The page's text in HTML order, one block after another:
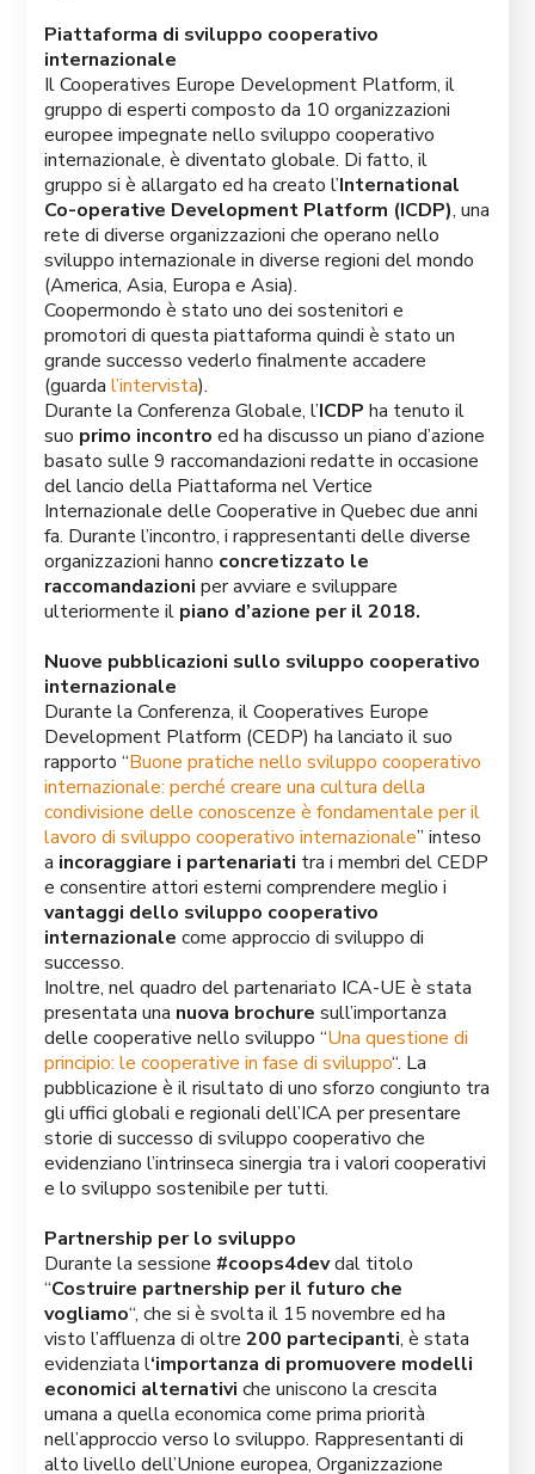
Piattaforma di sviluppo cooperativo
internazionale
Il Cooperatives Europe Development Platform, il
gruppo di esperti composto da 10 organizzazioni
europee impegnate nello sviluppo cooperativo
internazionale, è diventato globale. Di fatto, il
gruppo si è allargato ed ha creato l’International
Co-operative Development Platform (ICDP), una
rete di diverse organizzazioni che operano nello
sviluppo internazionale in diverse regioni del mondo
(America, Asia, Europa e Asia).
Coopermondo è stato uno dei sostenitori e
promotori di questa piattaforma quindi è stato un
grande successo vederlo finalmente accadere
(guardal’intervista).
Durante la Conferenza Globale, l’ICDP ha tenuto il
suo primo incontro ed ha discusso un piano d’azione
basato sulle 9 raccomandazioni redatte in occasione
del lancio della Piattaforma nel Vertice
Internazionale delle Cooperative in Quebec due anni
fa. Durante l’incontro, i rappresentanti delle diverse
organizzazioni hanno concretizzato le
raccomandazioni per avviare e sviluppare
ulteriormente il piano d’azione per il 2018.
Nuove pubblicazioni sullo sviluppo cooperativo
internazionale
Durante la Conferenza, il Cooperatives Europe
Development Platform (CEDP) ha lanciato il suo
rapporto “Buone pratiche nello sviluppo cooperativo
internazionale: perché creare una cultura della
condivisione delle conoscenze è fondamentale per il
lavoro di sviluppo cooperativo internazionale” inteso
a incoraggiare i partenariati tra i membri del CEDP
e consentire attori esterni comprendere meglio i
vantaggi dello sviluppo cooperativo
internazionale come approccio di sviluppo di
successo.
Inoltre, nel quadro del partenariato ICA-UE è stata
presentata una nuova brochure sull’importanza
delle cooperative nello sviluppo “Una questione di
principio: le cooperative in fase di sviluppo“. La
pubblicazione è il risultato di uno sforzo congiunto tra
gli uffici globali e regionali dell’ICA per presentare
storie di successo di sviluppo cooperativo che
evidenziano l’intrinseca sinergia tra i valori cooperativi
e lo sviluppo sostenibile per tutti.
Partnership per lo sviluppo
Durante la sessione #coops4devdal titolo
“Costruire partnership per il futuro che
vogliamo“, che si è svolta il 15 novembre ed ha
visto l’affluenza di oltre 200 partecipanti, è stata
evidenziata l‘importanza di promuovere modelli
economici alternativiche uniscono la crescita
umana a quella economica come prima priorità
nell’approccio verso lo sviluppo. Rappresentanti di
alto livello dell’Unione europea, Organizzazione